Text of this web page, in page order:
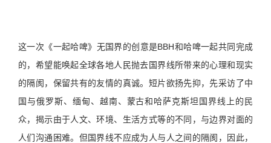
这一次《一起哈啤》无国界的创意是BBH和哈啤一起共同完成
的，希望能唤起全球各地人民抛去国界线所带来的心理和现实
的隔阂，保留共有的友情的真诚。短片欲扬先抑，先采访了中
国与俄罗斯、缅甸、越南、蒙古和哈萨克斯坦国界线上的民
众，揭示由于人文、环境、生活方式等的不同，与边界对面的
人们沟通困难。但国界线不应成为人与人之间的隔阂，因此，